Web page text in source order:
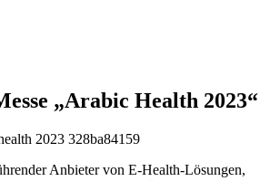
„Arabic Health 2023“
Anbieter von E-Health-Lösungen,